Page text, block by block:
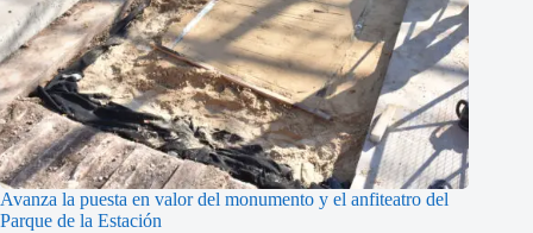
Avanza la puesta en valor del monumento y el anfiteatro del
Parque de la Estación